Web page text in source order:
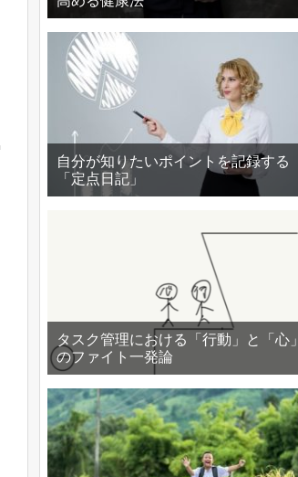
自分が知りたいポイントを記録する
「定点日記」
タスク管理における「行動」と「心」
のファイト一発論